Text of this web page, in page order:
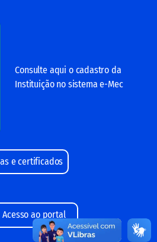
Consulte aqui o cadastro da
Instituição no sistema e-Mec
e certificados
Acesso ao portal